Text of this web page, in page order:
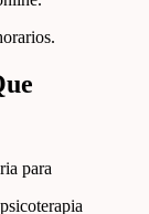
para